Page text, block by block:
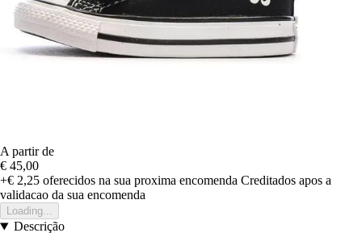
A partir de
€ 45,00
+€ 2,25 oferecidos na sua proxima encomenda Creditados apos a
validacao da sua encomenda
Loading...
Descrição